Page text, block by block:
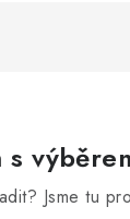
s
Jsme tu